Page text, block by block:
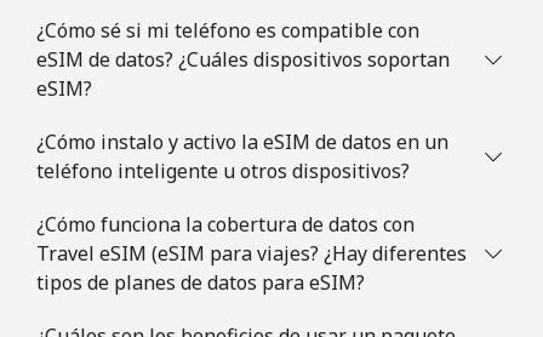
¿Cómo sé si mi teléfono es compatible con
eSIM de datos? ¿Cuáles dispositivos soportan
eSIM?
¿Cómo instalo y activo la eSIM de datos en un
teléfono inteligente u otros dispositivos?
¿Cómo funciona la cobertura de datos con
Travel eSIM (eSIM para viajes? ¿Hay diferentes
tipos de planes de datos para eSIM?